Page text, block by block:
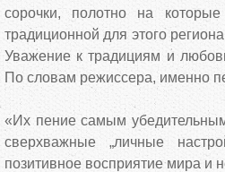
сорочки, полотно на
традиционной для этого
Уважение к традициям и
По словам режиссера, именно
«Их пение самым
сверхважные „личные
позитивное восприятие мира и